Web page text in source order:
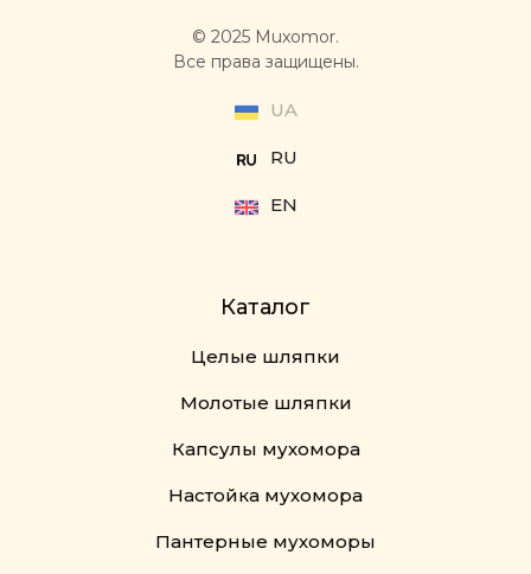
© 2025 Muxomor.
Все права защищены.
UA
RU
EN
Каталог
Целые шляпки
Молотые шляпки
Капсулы мухомора
Настойка мухомора
Пантерные мухоморы